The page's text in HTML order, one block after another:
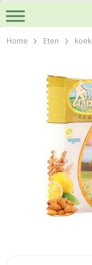
Home Eten koek